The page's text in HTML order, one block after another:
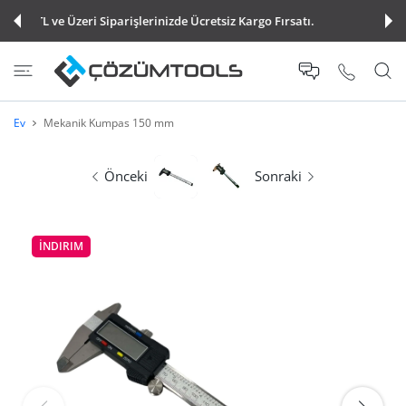
ATLA Saat 15:00'a Kadar Verdiğiniz Tüm Siparişler Aynı Gün
Kargoya Teslim Edilir.
Ev Mekanik Kumpas 150 mm
Önceki Sonraki
İNDIRIM